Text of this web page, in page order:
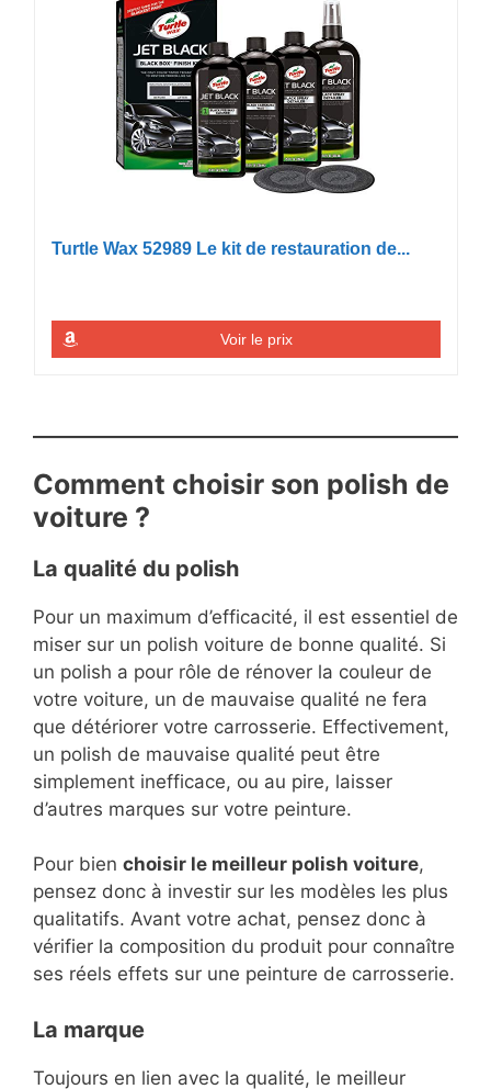
Turtle Wax 52989 Le kit de restauration de...
Voir le prix
Comment choisir son polish de
voiture ?
La qualité du polish
Pour un maximum d’efficacité, il est essentiel de
miser sur un polish voiture de bonne qualité. Si
un polish a pour rôle de rénover la couleur de
votre voiture, un de mauvaise qualité ne fera
que détériorer votre carrosserie. Effectivement,
un polish de mauvaise qualité peut être
simplement inefficace, ou au pire, laisser
d’autres marques sur votre peinture.
Pour bien choisir le meilleur polish voiture,
pensez donc à investir sur les modèles les plus
qualitatifs. Avant votre achat, pensez donc à
vérifier la composition du produit pour connaître
ses réels effets sur une peinture de carrosserie.
La marque
Toujours en lien avec la qualité, le meilleur